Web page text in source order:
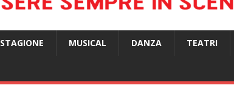
STAGIONE MUSICAL DANZA TEATRI